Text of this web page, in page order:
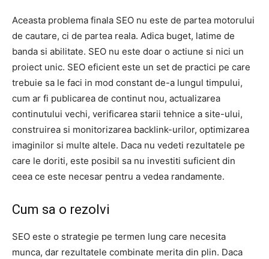
Aceasta problema finala SEO nu este de partea motorului
de cautare, ci de partea reala. Adica buget, latime de
banda si abilitate. SEO nu este doar o actiune si nici un
proiect unic. SEO eficient este un set de practici pe care
trebuie sa le faci in mod constant de-a lungul timpului,
cum ar fi publicarea de continut nou, actualizarea
continutului vechi, verificarea starii tehnice a site-ului,
construirea si monitorizarea backlink-urilor, optimizarea
imaginilor si multe altele. Daca nu vedeti rezultatele pe
care le doriti, este posibil sa nu investiti suficient din
ceea ce este necesar pentru a vedea randamente.
Cum sa o rezolvi
SEO este o strategie pe termen lung care necesita
munca, dar rezultatele combinate merita din plin. Daca